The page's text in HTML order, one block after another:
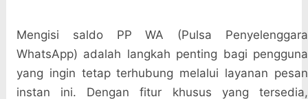
Mengisi saldo PP WA (Pulsa Penyelenggara
WhatsApp) adalah langkah penting bagi pengguna
yang ingin tetap terhubung melalui layanan pesan
instan ini. Dengan fitur khusus yang tersedia,